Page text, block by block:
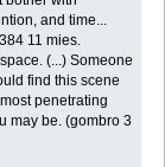
and time...
11 mies.
(...) Someone
find this scene
penetrating
may be. (gombro 3